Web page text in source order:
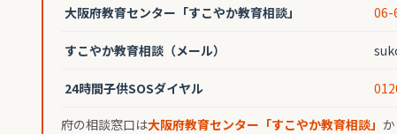
大阪府教育センター「すこやか教育相談」 06-
すこやか教育相談（メール）
24時間子供SOSダイヤル
府の相談窓口は大阪府教育センター「すこやか教育相談」